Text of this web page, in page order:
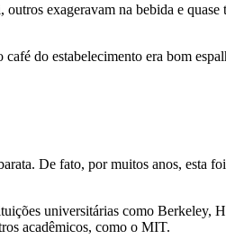
exageravam na bebida e quase
do estabelecimento era bom
De fato, por muitos anos, esta
universitárias como Berkeley,
acadêmicos, como o MIT.